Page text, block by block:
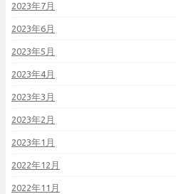
2023年7月
2023年6月
2023年5月
2023年4月
2023年3月
2023年2月
2023年1月
2022年12月
2022年11月